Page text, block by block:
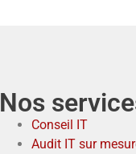
Nos
Conseil IT
Audit IT sur